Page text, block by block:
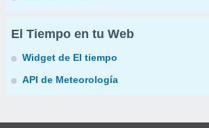
El Tiempo en tu Web
Widget de El tiempo
API de Meteorología